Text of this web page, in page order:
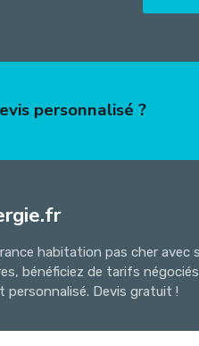
personnalisé ?
habitation pas cher avec
bénéficiez de tarifs
personnalisé. Devis gratuit !